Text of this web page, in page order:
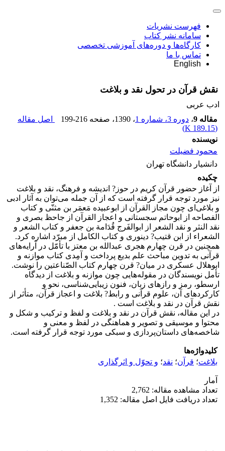
فهرست نشریات
سامانه نشر کتاب
کارگاه‌ها و دوره‌های آموزشی تخصصی
تماس با ما
English
نقش قرآن در تحول نقد و بلاغت
ادب عربی
مقاله 9
، دوره 3، شماره 1 ، 1390 ، صفحه 199-216
اصل مقاله
(
189.15 K
)
نویسنده
محمود فضیلت
دانشیار دانشگاه تهران
چکیده
از آغاز حضور قرآن کریم در حوز? اندیشه و فرهنگ، نقد و بلاغت
نیز مورد توجه قرار گرفته است که از آن جمله می‌توان به آثار ادبی
و بلاغی‌ای چون مجاز القرآن از ابوعبیده مَعمَر بن مثنّی و کتاب
الفصاحه از ابوحاتم سجستانی و اعجاز القرآن از جاحظ بصری و
نقد النثر و نقد الشعر از ابوالفَرج قُدَامة بن جعفر و کتاب الشعر و
الشعراء از ابن قتیب? دینوری و کتاب الکامل از مبرّد اشاره کرد.
همچنین در قرن چهارم هجری عبدالله بن معتز با تأمّل در آرایه‌های
قرآنی به تدوین مباحث علم بدیع پرداخت و آمِدی کتاب موازنه و
ابوهلال عسکری در میان? قرن چهارم کتاب الصّناعتین را نوشت.
تأمل نویسندگان در مقوله‌هایی چون موازنه و بلاغت از دیدگاه
ارسطو، رمز و رازهای زبان، فنون زیبایی‌شناسی، نحو و
کارکردهای آن، علوم قرآنی و رابط? بلاغت و اعجاز قرآن، متأثر از
نقش قرآن در نقد و بلاغت است .
در این مقاله، نقش قرآن در نقد و بلاغت و لفظ و ترکیب و شکل و
محتوا و موسیقی و تصویر و هماهنگی در لفظ و معنی و
شاخصه‌های داستان‌پردازی و سبکی مورد توجه قرار گرفته است.
کلیدواژه‌ها
بلاغت؛ قرآن؛ نقد؛ و تحوّل و اثرگذاری
آمار
تعداد مشاهده مقاله: 2,762
تعداد دریافت فایل اصل مقاله: 1,352